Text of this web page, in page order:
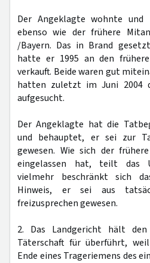
Der Angeklagte wohnte
ebenso wie der frühere
/Bayern. Das in Brand
hatte er 1995 an den
verkauft. Beide waren gut
hatten zuletzt im Juni 2004
aufgesucht.
Der Angeklagte hat die
und behauptet, er sei zur
gewesen. Wie sich der
eingelassen hat, teilt das
vielmehr beschränkt sich
Hinweis, er sei aus
freizusprechen gewesen.
2. Das Landgericht hält
Täterschaft für überführt,
Ende eines Trageriemens des